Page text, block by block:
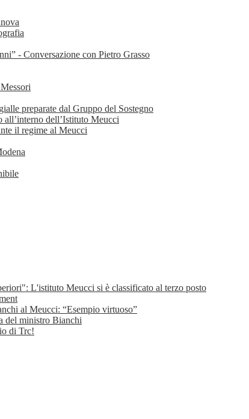
- Conversazione con Pietro Grasso
preparate dal Gruppo del Sostegno
dell’Istituto Meucci
il regime al Meucci
L'istituto Meucci si è classificato al terzo posto
al Meucci: “Esempio virtuoso”
del ministro Bianchi
di Trc!